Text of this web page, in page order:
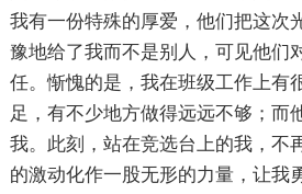
我有一份特殊的厚爱，他们把这次
豫地给了我而不是别人，可见他们
任。惭愧的是，我在班级工作上有
足，有不少地方做得远远不够；而
我。此刻，站在竞选台上的我，不
的激动化作一股无形的力量，让我